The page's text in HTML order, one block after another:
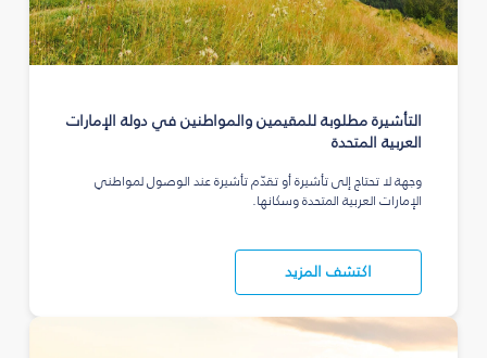
التأشيرة مطلوبة للمقيمين والمواطنين في دولة الإمارات
العربية المتحدة
وجهة لا تحتاج إلى تأشيرة أو تقدّم تأشيرة عند الوصول لمواطني
الإمارات العربية المتحدة وسكانها.
اكتشف المزيد